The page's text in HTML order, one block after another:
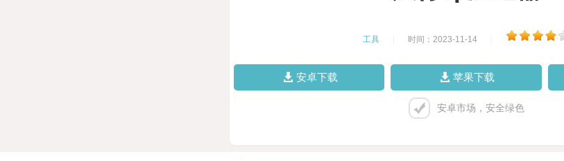
工具 时间：2023-11-14
安卓下载 苹果下载
安卓市场，安全绿色